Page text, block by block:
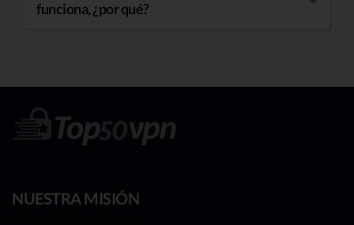
funciona, ¿por qué?
NUESTRA MISIÓN